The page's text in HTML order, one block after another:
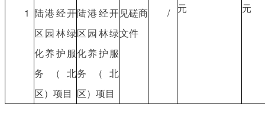
1 陆港经开
区园林绿
化养护服
务（北
区）项目
陆港经开
区园林绿
化养护服
务（北
区）项目
见磋商
文件
/
元
元